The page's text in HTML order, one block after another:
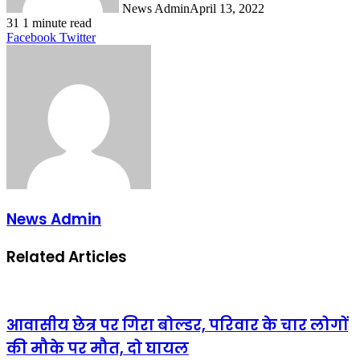
News AdminApril 13, 2022
31 1 minute read
Facebook TwitterLinkedIn
Tumblr
Pinterest
Reddit
VKontakte
Share
Print
News Admin
Related Articles
आवासीय छेत्र पर गिरा बोल्डर, परिवार के चार लोगों
की मौके पर मौत, दो घायल